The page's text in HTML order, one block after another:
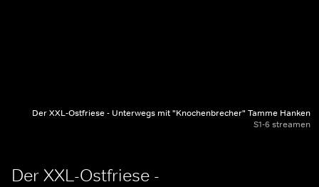
Der XXL-Ostfriese - Unterwegs mit "Knochenbrecher" Tamme Hanken
S1-6 streamen
Der XXL-Ostfriese -